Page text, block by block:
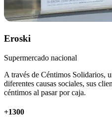
Eroski
Supermercado nacional
A través de Céntimos Solidarios,
diferentes causas sociales, sus
céntimos al pasar por caja.
+1300